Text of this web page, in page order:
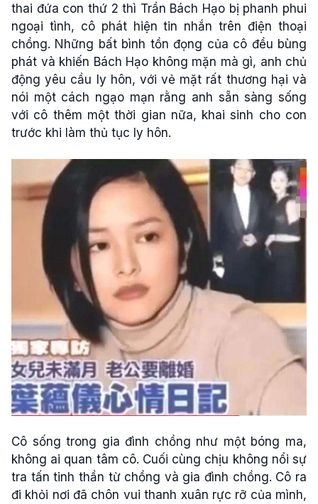
thai đứa con thứ 2 thì Trần Bách Hạo bị phanh phui
ngoại tình, cô phát hiện tin nhắn trên điện thoại
chồng. Những bất bình tồn đọng của cô đều bùng
phát và khiến Bách Hạo không mặn mà gì, anh chủ
động yêu cầu ly hôn, với vẻ mặt rất thương hại và
nói một cách ngạo mạn rằng anh sẵn sàng sống
với cô thêm một thời gian nữa, khai sinh cho con
trước khi làm thủ tục ly hôn.
Cô sống trong gia đình chồng như một bóng ma,
không ai quan tâm cô. Cuối cùng chịu không nổi sự
tra tấn tinh thần từ chồng và gia đình chồng. Cô ra
đi khỏi nơi đã chôn vui thanh xuân rực rỡ của mình,